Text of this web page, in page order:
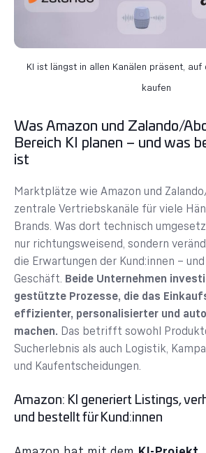
KI ist längst in allen Kanälen präsent, auf
kaufen
Was Amazon und Zalando/
Bereich KI planen – und was
ist
Marktplätze wie Amazon und
zentrale Vertriebskanäle für viele
Brands. Was dort technisch
nur richtungsweisend, sondern
die Erwartungen der Kund:innen –
Geschäft. Beide Unternehmen
gestützte Prozesse, die das
effizienter, personalisierter und
machen. Das betrifft sowohl
Sucherlebnis als auch Logistik,
und Kaufentscheidungen.
Amazon: KI generiert Listings,
und bestellt für Kund:innen